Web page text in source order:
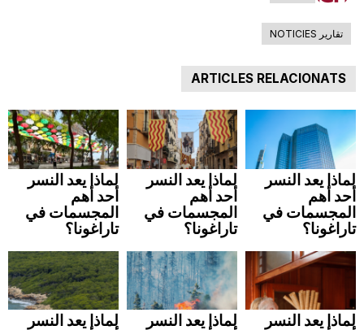
تقارير NOTICIES
ARTICLES RELACIONATS
لماذا يعد النسر
أحد أهم
المجسمات في
تاراغونا؟
لماذا يعد النسر
أحد أهم
المجسمات في
تاراغونا؟
لماذا يعد النسر
أحد أهم
المجسمات في
تاراغونا؟
لماذا يعد النسر
لماذا يعد النسر
لماذا يعد النسر